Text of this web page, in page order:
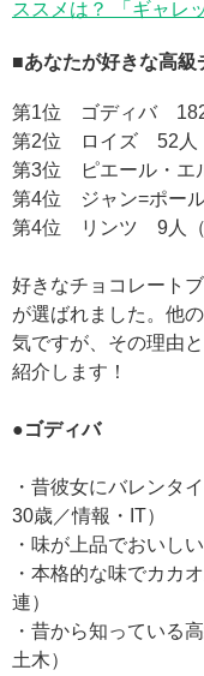
ススメは？ 「ギャレ
■あなたが好きな高級
第1位 ゴディバ 182
第2位 ロイズ 52人
第3位 ピエール・エ
第4位 ジャン=ポー
第4位 リンツ 9人（
好きなチョコレート
が選ばれました。他
気ですが、その理由
紹介します！
●ゴディバ
・昔彼女にバレンタ
30歳／情報・IT）
・味が上品でおいし
・本格的な味でカカ
連）
・昔から知っている
土木）